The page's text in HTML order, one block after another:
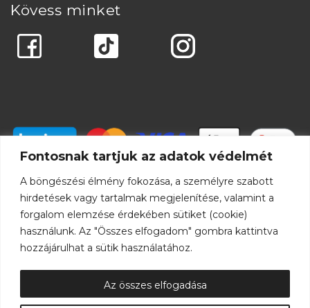
Fontosnak tartjuk az adatok védelmét
A böngészési élmény fokozása, a személyre szabott
hirdetések vagy tartalmak megjelenítése, valamint a
forgalom elemzése érdekében sütiket (cookie)
használunk. Az "Összes elfogadom" gombra kattintva
hozzájárulhat a sütik használatához.
Az összes elfogadása
Kövess minket